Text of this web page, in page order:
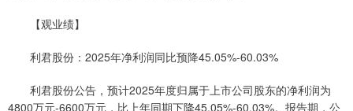
【观业绩】
利君股份：2025年净利润同比预降45.05%-60.03%
利君股份公告，预计2025年度归属于上市公司股东的净利润为
4800万元-6600万元，比上年同期下降45.05%-60.03%。报告期，公